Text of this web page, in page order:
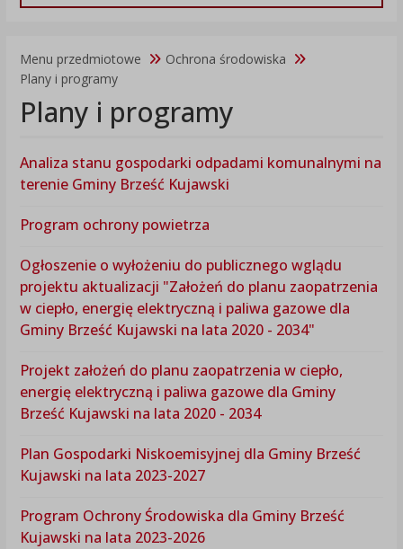
Menu przedmiotowe
Ochrona środowiska
Plany i programy
Plany i programy
Analiza stanu gospodarki odpadami komunalnymi na
terenie Gminy Brześć Kujawski
Program ochrony powietrza
Ogłoszenie o wyłożeniu do publicznego wglądu
projektu aktualizacji "Założeń do planu zaopatrzenia
w ciepło, energię elektryczną i paliwa gazowe dla
Gminy Brześć Kujawski na lata 2020 - 2034"
Projekt założeń do planu zaopatrzenia w ciepło,
energię elektryczną i paliwa gazowe dla Gminy
Brześć Kujawski na lata 2020 - 2034
Plan Gospodarki Niskoemisyjnej dla Gminy Brześć
Kujawski na lata 2023-2027
Program Ochrony Środowiska dla Gminy Brześć
Kujawski na lata 2023-2026